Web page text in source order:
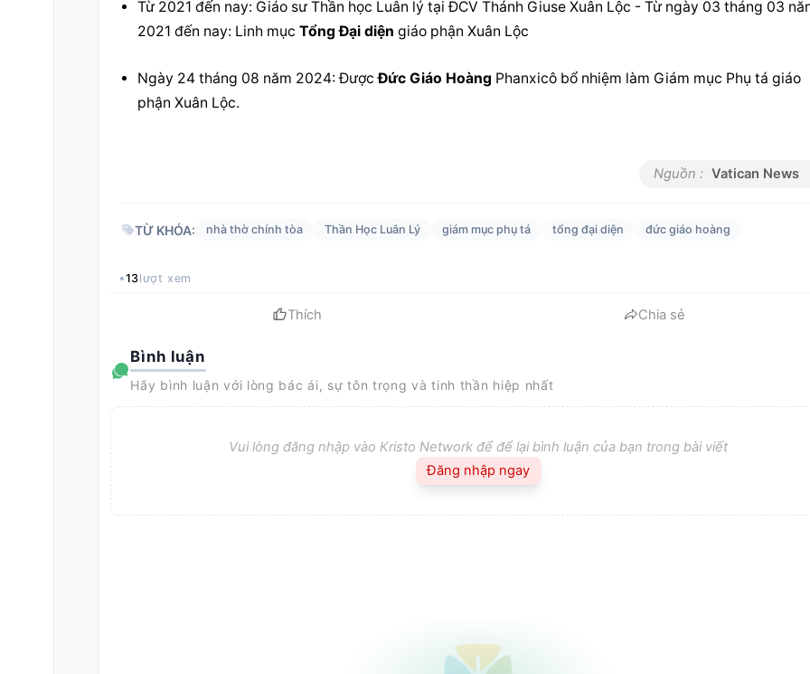
Từ 2021 đến nay: Giáo sư Thần học Luân lý tại ĐCV Thánh Giuse Xuân Lộc - Từ ngày 03 tháng 03
2021 đến nay: Linh mục Tổng Đại diện giáo phận Xuân Lộc
Ngày 24 tháng 08 năm 2024: Được Đức Giáo Hoàng Phanxicô bổ nhiệm làm Giám mục Phụ tá giáo
phận Xuân Lộc.
Nguồn : Vatican News
TỪ KHÓA: nhà thờ chính tòa Thần Học Luân Lý giám mục phụ tá tổng đại diện đức giáo hoàng
13lượt xem
Thích Chia sẻ
Bình luận
Hãy bình luận với lòng bác ái, sự tôn trọng và tinh thần hiệp nhất
Vui lòng đăng nhập vào Kristo Network để để lại bình luận của bạn trong bài viết
Đăng nhập ngay